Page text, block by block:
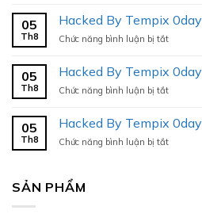
Tempix
0day
05
Th8
Hacked By Tempix 0day
Chức năng bình luận bị tắtở
Tempix
0day
05
Th8
Hacked By Tempix 0day
Chức năng bình luận bị tắtở
Tempix
0day
05
Th8
Hacked By Tempix 0day
Chức năng bình luận bị tắtở
SẢN PHẨM